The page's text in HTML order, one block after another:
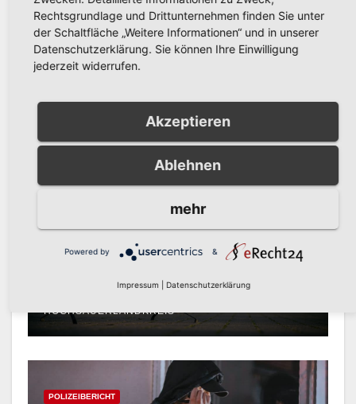
POLIZEIBERICHT
Versuchter Einbruch in
Mehrfamilienhaus in Alt-
AUG. 6, 2026 KREISPOLIZEIBEHÖRDE
HOCHSAUERLANDKREIS
Schwerer Fahrradunfall in
Alt-Arnsberg: Polizei sucht
AUG. 5, 2026 KREISPOLIZEIBEHÖRDE
HOCHSAUERLANDKREIS
POLIZEIBERICHT
Rechtsgrundlage und Drittunternehmen finden Sie unter
der Schaltfläche „Weitere Informationen“ und in unserer
Datenschutzerklärung. Sie können Ihre Einwilligung
jederzeit widerrufen.
Akzeptieren
Ablehnen
mehr
Powered by &
Impressum Datenschutzerklärung